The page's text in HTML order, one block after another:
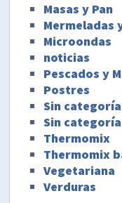
Masas y Pan
Mermeladas
Microondas
noticias
Pescados y
Postres
Sin categoría
Sin categoría
Thermomix
Thermomix
Vegetariana
Verduras